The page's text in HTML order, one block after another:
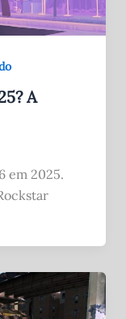
A
em 2025.